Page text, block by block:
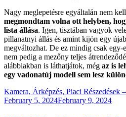
Nagy meglepetésre egyáltalán nem
megmondtam volna ott helyben,
lista állása. Igen, tisztában vagyok
pillanatnyi állás és amint kijön egy
megváltozhat. De ez mindig csak
nem pedig a mezőny teljes
alábbiakban is láthatjátok, még az is
egy vadonatúj modell sem lesz
Kamera, Árképzés, Piaci Részedések
Posted
February 5, 2024February 9, 2024